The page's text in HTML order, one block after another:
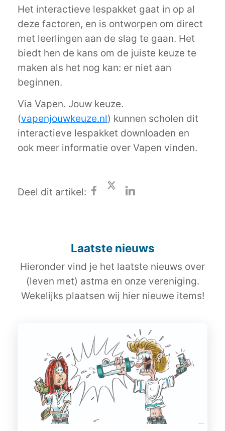
Het interactieve lespakket gaat in op al
deze factoren, en is ontworpen om direct
met leerlingen aan de slag te gaan. Het
biedt hen de kans om de juiste keuze te
maken als het nog kan: er niet aan
beginnen.
Via Vapen. Jouw keuze.
(vapenjouwkeuze.nl) kunnen scholen dit
interactieve lespakket downloaden en
ook meer informatie over Vapen vinden.
Deel dit artikel:
Laatste nieuws
Hieronder vind je het laatste nieuws over
(leven met) astma en onze vereniging.
Wekelijks plaatsen wij hier nieuwe items!